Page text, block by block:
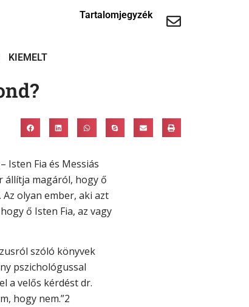
Tartalomjegyzék
KIEMELT
Isten Fia és Messiás
állítja magáról, hogy ő
olyan ember, aki azt
ő Isten Fia, az vagy
szóló könyvek
pszichológussal
a velős kérdést dr.
hogy nem.”2